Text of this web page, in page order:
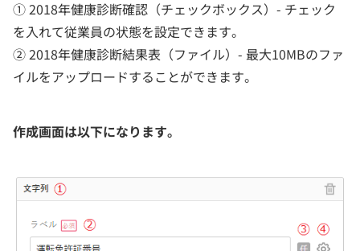
① 2018年健康診断確認（チェックボックス）- チェック
を入れて従業員の状態を設定できます。
② 2018年健康診断結果表（ファイル）- 最大10MBのファ
イルをアップロードすることができます。
作成画面は以下になります。